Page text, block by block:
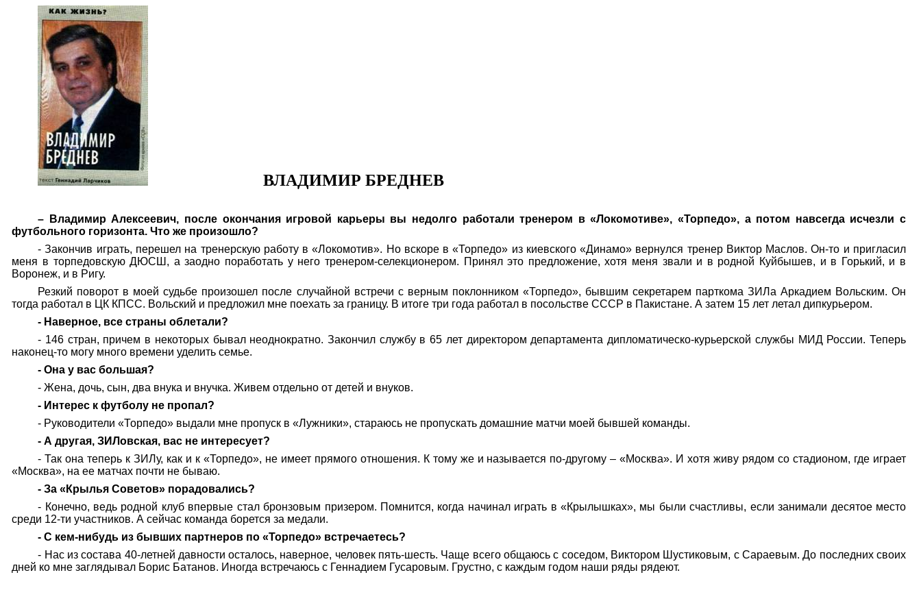
ВЛАДИМИР БРЕДНЕВ
– Владимир Алексеевич, после окончания игровой карьеры вы недолго работали тренером в «Локомотиве», «Торпедо», а потом навсегда исчезли с
футбольного горизонта. Что же произошло?
- Закончив играть, перешел на тренерскую работу в «Локомотив». Но вскоре в «Торпедо» из киевского «Динамо» вернулся тренер Виктор Маслов. Он-то и пригласил
меня в торпедовскую ДЮСШ, а заодно поработать у него тренером-селекционером. Принял это предложение, хотя меня звали и в родной Куйбышев, и в Горький, и в
Воронеж, и в Ригу.
Резкий поворот в моей судьбе произошел после случайной встречи с верным поклонником «Торпедо», бывшим секретарем парткома ЗИЛа Аркадием Вольским. Он
тогда работал в ЦК КПСС. Вольский и предложил мне поехать за границу. В итоге три года работал в посольстве СССР в Пакистане. А затем 15 лет летал дипкурьером.
- Наверное, все страны облетали?
- 146 стран, причем в некоторых бывал неоднократно. Закончил службу в 65 лет директором департамента дипломатическо-курьерской службы МИД России. Теперь
наконец-то могу много времени уделить семье.
- Она у вас большая?
- Жена, дочь, сын, два внука и внучка. Живем отдельно от детей и внуков.
- Интерес к футболу не пропал?
- Руководители «Торпедо» выдали мне пропуск в «Лужники», стараюсь не пропускать домашние матчи моей бывшей команды.
- А другая, ЗИЛовская, вас не интересует?
- Так она теперь к ЗИЛу, как и к «Торпедо», не имеет прямого отношения. К тому же и называется по-другому – «Москва». И хотя живу рядом со стадионом, где играет
«Москва», на ее матчах почти не бываю.
- За «Крылья Советов» порадовались?
- Конечно, ведь родной клуб впервые стал бронзовым призером. Помнится, когда начинал играть в «Крылышках», мы были счастливы, если занимали десятое место
среди 12-ти участников. А сейчас команда борется за медали.
- С кем-нибудь из бывших партнеров по «Торпедо» встречаетесь?
- Нас из состава 40-летней давности осталось, наверное, человек пять-шесть. Чаще всего общаюсь с соседом, Виктором Шустиковым, с Сараевым. До последних своих
дней ко мне заглядывал Борис Батанов. Иногда встречаюсь с Геннадием Гусаровым. Грустно, с каждым годом наши ряды рядеют.